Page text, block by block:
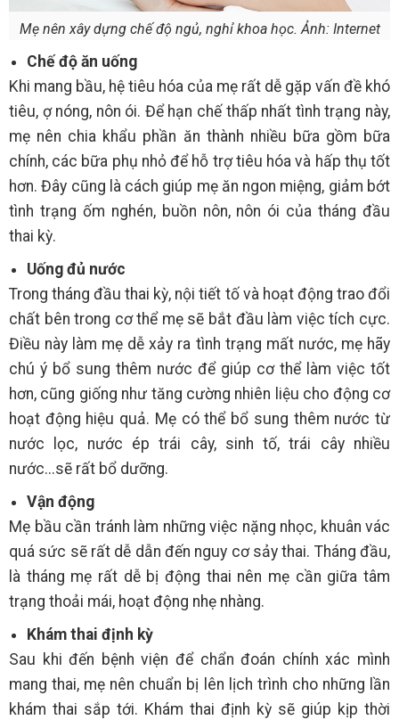
Mẹ nên xây dựng chế độ ngủ, nghỉ khoa học. Ảnh: Internet
Chế độ ăn uống
Khi mang bầu, hệ tiêu hóa của mẹ rất dễ gặp vấn đề khó
tiêu, ợ nóng, nôn ói. Để hạn chế thấp nhất tình trạng này,
mẹ nên chia khẩu phần ăn thành nhiều bữa gồm bữa
chính, các bữa phụ nhỏ để hỗ trợ tiêu hóa và hấp thụ tốt
hơn. Đây cũng là cách giúp mẹ ăn ngon miệng, giảm bớt
tình trạng ốm nghén, buồn nôn, nôn ói của tháng đầu
thai kỳ.
Uống đủ nước
Trong tháng đầu thai kỳ, nội tiết tố và hoạt động trao đổi
chất bên trong cơ thể mẹ sẽ bắt đầu làm việc tích cực.
Điều này làm mẹ dễ xảy ra tình trạng mất nước, mẹ hãy
chú ý bổ sung thêm nước để giúp cơ thể làm việc tốt
hơn, cũng giống như tăng cường nhiên liệu cho động cơ
hoạt động hiệu quả. Mẹ có thể bổ sung thêm nước từ
nước lọc, nước ép trái cây, sinh tố, trái cây nhiều
nước...sẽ rất bổ dưỡng.
Vận động
Mẹ bầu cần tránh làm những việc nặng nhọc, khuân vác
quá sức sẽ rất dễ dẫn đến nguy cơ sảy thai. Tháng đầu,
là tháng mẹ rất dễ bị động thai nên mẹ cần giữa tâm
trạng thoải mái, hoạt động nhẹ nhàng.
Khám thai định kỳ
Sau khi đến bệnh viện để chẩn đoán chính xác mình
mang thai, mẹ nên chuẩn bị lên lịch trình cho những lần
khám thai sắp tới. Khám thai định kỳ sẽ giúp kịp thời